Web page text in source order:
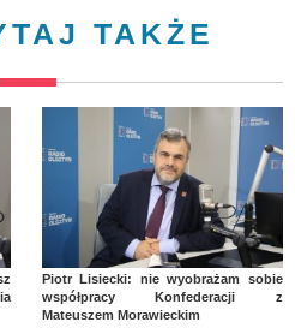
TAKŻE
Piotr Lisiecki: nie wyobrażam sobie
współpracy Konfederacji z
Mateuszem Morawieckim